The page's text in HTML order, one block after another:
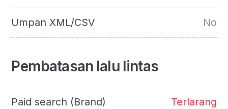
Umpan XML/CSV No
Pembatasan lalu lintas
Paid search (Brand) Terlarang